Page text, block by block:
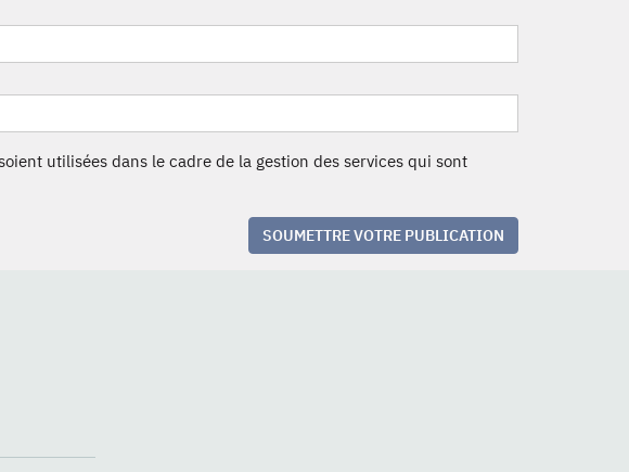
utilisées dans le cadre de la gestion des services qui sont
SOUMETTRE VOTRE PUBLICATION